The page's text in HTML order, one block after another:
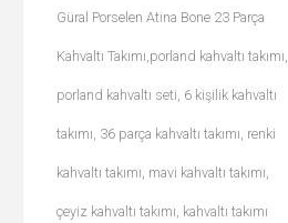
Güral Porselen Atina Bone 23 Parça
Kahvaltı Takımı,porland kahvaltı takımı,
porland kahvaltı seti, 6 kişilik kahvaltı
takımı, 36 parça kahvaltı takımı, renki
kahvaltı takımı, mavi kahvaltı takımı,
çeyiz kahvaltı takımı, kahvaltı takımı